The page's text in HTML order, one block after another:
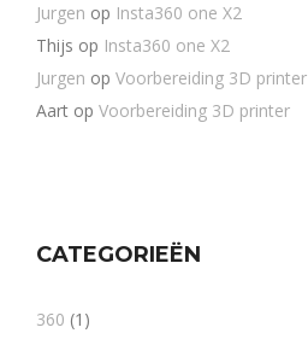
Jurgen op Insta360 one X2
Thijs op Insta360 one X2
Jurgen op Voorbereiding 3D printer
Aart op Voorbereiding 3D printer
CATEGORIEËN
360 (1)